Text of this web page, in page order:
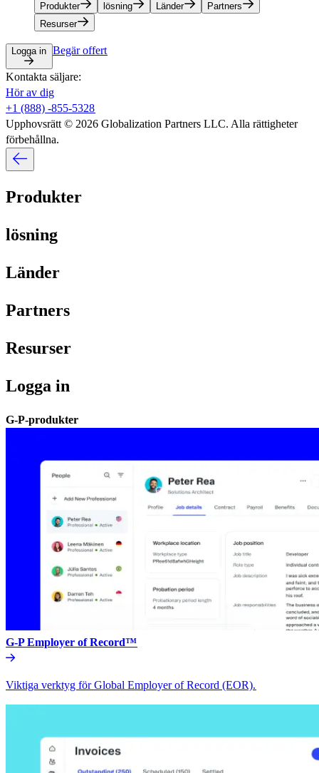
Produkter​​ lösning​​ Länder​​
Partners​​
Resurser​​
Logga in​​ Begär offert​​
Kontakta säljare:​​
Hör av dig​​
+1 (888) -855-5328​​
Upphovsrätt © 2026 Globalization Partners LLC. Alla rättigheter
förbehållna.​​
Produkter​​
lösning​​
Länder​​
Partners​​
Resurser​​
Logga in​​
G-P-produkter​​
G-P Employer of Record™​​
Viktiga verktyg för Global Employer of Record (EOR).​​